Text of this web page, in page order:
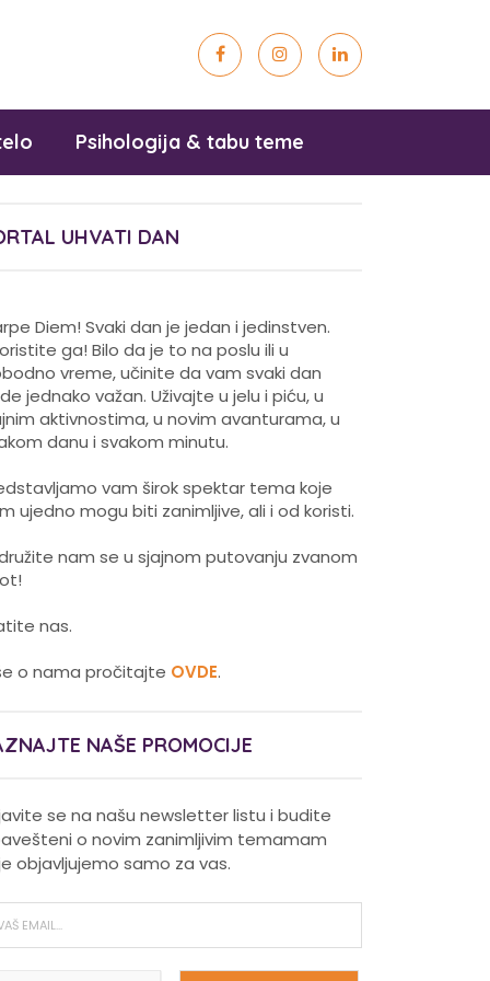
Psihologija & tabu teme
UHVATI DAN
Diem! Svaki dan je jedan i jedinstven.
ga! Bilo da je to na poslu ili u
vreme, učinite da vam svaki dan
jednako važan. Uživajte u jelu i piću, u
aktivnostima, u novim avanturama, u
danu i svakom minutu.
vam širok spektar tema koje
ujedno mogu biti zanimljive, ali i od koristi.
nam se u sjajnom putovanju zvanom
nas.
o nama pročitajte OVDE.
NAŠE PROMOCIJE
se na našu newsletter listu i budite
o novim zanimljivim temamam
objavljujemo samo za vas.
kosu